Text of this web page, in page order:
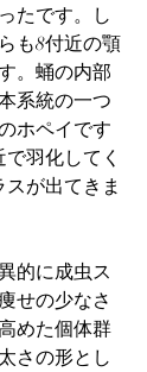
たです。し
も8付近の顎
。蛹の内部
系統の一つ
ホペイです
で羽化してく
が出てきま
的に成虫ス
せの少なさ
めた個体群
さの形とし